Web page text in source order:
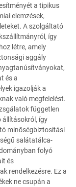
a tipikus
elemzések,
A szolgáltató
így
létre, amely
aggály
és a
igazolják a
való megfelelést.
független
így
minőségbiztosítási
salátatálca-
folyó
és
rendelkezésre. Ez a
ne csupán a